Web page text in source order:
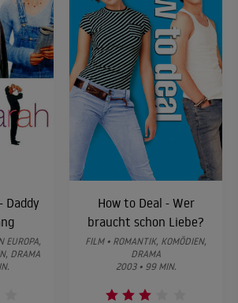
Daddy
EUROPA,
DRAMA
How to Deal - Wer
braucht schon Liebe?
FILM • ROMANTIK, KOMÖDIEN,
DRAMA
2003 • 99 MIN.